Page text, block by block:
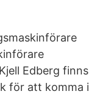
Edberg finns
för att komma i